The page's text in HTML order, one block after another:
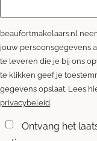
beaufortmakelaars.nl
jouw persoonsgegevens
te leveren die je bij ons
te klikken geef je
gegevens opslaat. Lees
privacybeleid.
Ontvang het